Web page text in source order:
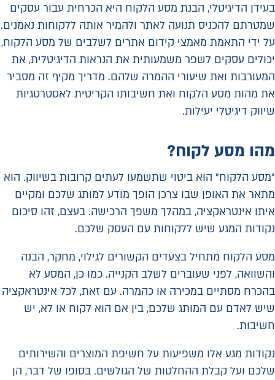
בעידן הדיגיטלי, הבנת מסע הלקוח היא הכרחית עבור עסקים
שמטרתם להכניס תנועה לאתר ולהמיר אותה ללקוחות נאמנים.
על ידי התאמת מאמצי קידום אתרים לשלבים של מסע הלקוח,
יכולים עסקים לשפר משמעותית את הנראות הדיגיטלית, את
המעורבות ואת שיעורי ההמרה שלהם. מדריך מקיף זה מסביר
את מהות מסע הלקוח ואת חשיבותו הקריטית לאסטרטגיות
שיווק דיגיטלי יעילות.
מהו מסע לקוח?
"מסע הלקוח" הוא ביטוי שתשמעו לעתים קרובות בשיווק. הוא
מתאר את האופן שבו צרכן הופך מודע למותג שלכם ומקיים
איתו אינטראקציה, במהלך משפך הרכישה. בעצם, זהו סיכום
נקודות המגע שיש ללקוחות עם העסק שלכם.
מסע הלקוח מתחיל בצעדים הקשורים לגילוי, מחקר, הבנה
והשוואה, לפני שעוברים לשלב הקנייה. כמו כן, המסע לא
בהכרח מסתיים במכירה או כהמרה. עם זאת, לכל אינטראקציה
שיש לאדם עם המותג שלכם, בין אם הוא לקוח או לא, יש
חשיבות.
נקודות מגע אלו משפיעות על חשיפת המוצרים והשירותים
שלכם ועל קבלת ההחלטות של הגולשים. בסופו של דבר, הן